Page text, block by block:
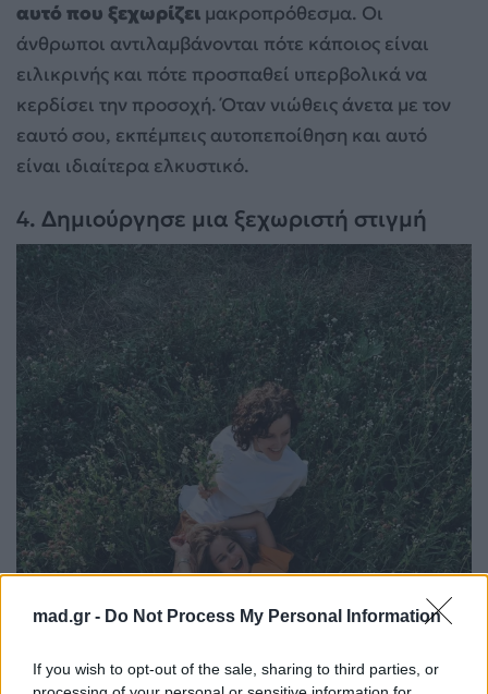
mad.gr - Do Not Process My Personal Information
If you wish to opt-out of the sale, sharing to third parties, or
αυτό που ξεχωρίζει μακροπρόθεσμα. Οι
άνθρωποι αντιλαμβάνονται πότε κάποιος είναι
ειλικρινής και πότε προσπαθεί υπερβολικά να
κερδίσει την προσοχή. Όταν νιώθεις άνετα με τον
εαυτό σου, εκπέμπεις αυτοπεποίθηση και αυτό
είναι ιδιαίτερα ελκυστικό.
4. Δημιούργησε μια ξεχωριστή στιγμή